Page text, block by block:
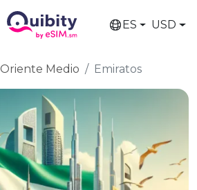
ES USD
Oriente Medio Emiratos